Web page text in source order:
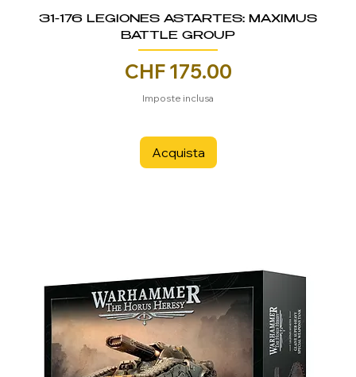
31-176 LEGIONES ASTARTES: MAXIMUS
BATTLE GROUP
Prezzo
CHF 175.00
Imposte inclusa
Acquista